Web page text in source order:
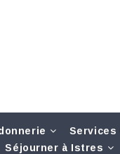
Services
Séjourner à Istres